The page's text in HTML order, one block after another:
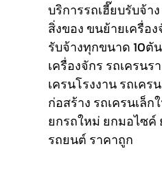
บริการรถเฮี๊ยบรับจ้า
สิ่งของ ขนย้ายเครื่อ
รับจ้างทุกขนาด 10ตั
เครื่องจักร รถเครน
เครนโรงงาน รถเค
ก่อสร้าง รถเครนเล็ก
ยกรถใหม่ ยกมอไซค์
รถยนต์ ราคาถูก